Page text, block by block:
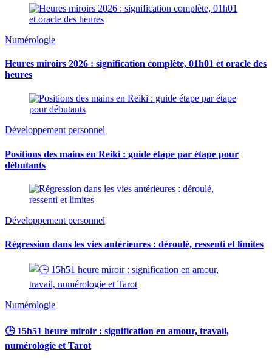
Numérologie
Heures miroirs 2026 : signification complète, 01h01 et oracle des
heures
Développement personnel
Positions des mains en Reiki : guide étape par étape pour
débutants
Développement personnel
Régression dans les vies antérieures : déroulé, ressenti et limites
Numérologie
🕒 15h51 heure miroir : signification en amour, travail,
numérologie et Tarot